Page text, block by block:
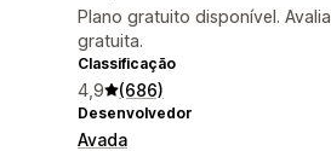
Plano gratuito disponível.
gratuita.
Classificação
4,9 (686)
Desenvolvedor
Avada